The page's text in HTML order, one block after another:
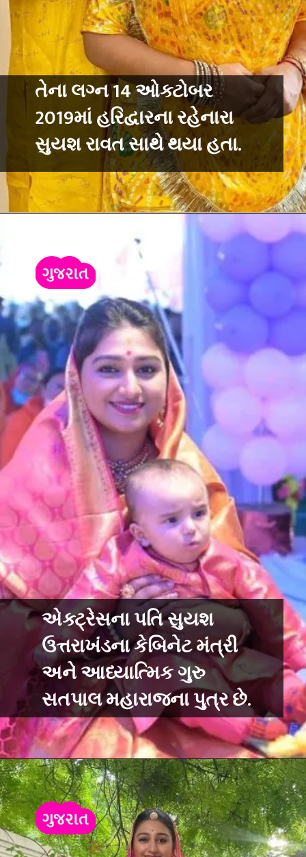
તેના લગ્ન 14 ઓક્ટોબર
2019માં હરિદ્વારના રહેનારા
સુયશ રાવત સાથે થયા હતા.
એક્ટ્રેસના પતિ સુયશ
ઉત્તરાખંડના કેબિનેટ મંત્રી
અને આધ્યાત્મિક ગુરુ
સતપાલ મહારાજના પુત્ર છે.